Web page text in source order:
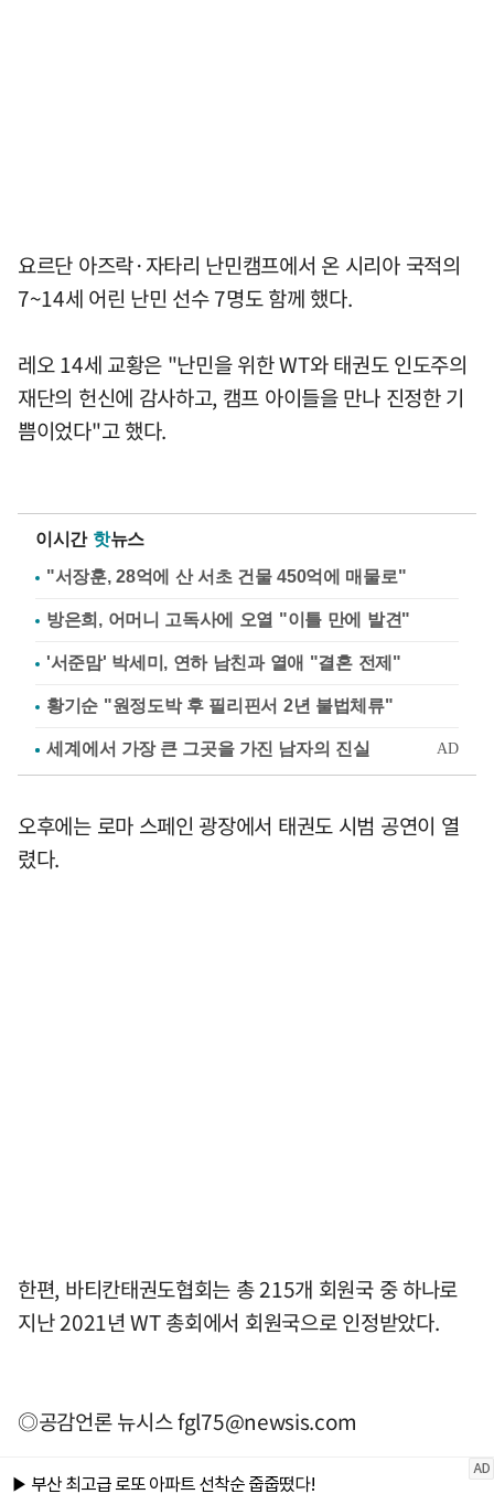
요르단 아즈락·자타리 난민캠프에서 온 시리아 국적의
7~14세 어린 난민 선수 7명도 함께 했다.
레오 14세 교황은 "난민을 위한 WT와 태권도 인도주의
재단의 헌신에 감사하고, 캠프 아이들을 만나 진정한 기
쁨이었다"고 했다.
이시간 핫뉴스
"서장훈, 28억에 산 서초 건물 450억에 매물로"
방은희, 어머니 고독사에 오열 "이틀 만에 발견"
'서준맘' 박세미, 연하 남친과 열애 "결혼 전제"
황기순 "원정도박 후 필리핀서 2년 불법체류"
오후에는 로마 스페인 광장에서 태권도 시범 공연이 열
렸다.
한편, 바티칸태권도협회는 총 215개 회원국 중 하나로
지난 2021년 WT 총회에서 회원국으로 인정받았다.
◎공감언론 뉴시스fgl75@newsis.com